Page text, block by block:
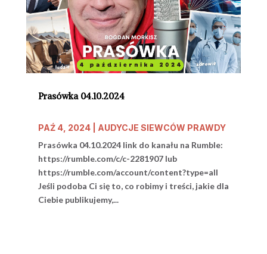
Prasówka 04.10.2024
PAŹ 4, 2024| AUDYCJE SIEWCÓW PRAWDY
Prasówka 04.10.2024 link do kanału na Rumble:
https://rumble.com/c/c-2281907 lub
https://rumble.com/account/content?type=all
Jeśli podoba Ci się to, co robimy i treści, jakie dla
Ciebie publikujemy,...